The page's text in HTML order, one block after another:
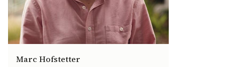
Marc Hofstetter